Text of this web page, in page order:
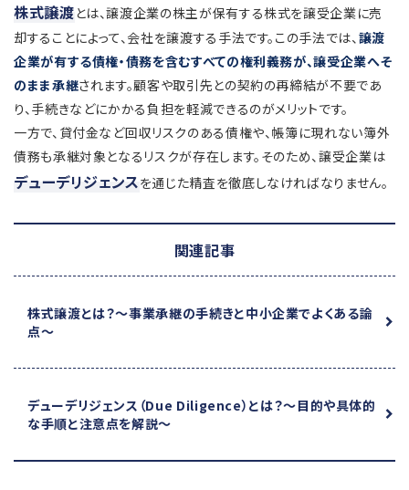
株式譲渡とは、譲渡企業の株主が保有する株式を譲受企業に売
却することによって、会社を譲渡する手法です。この手法では、譲渡
企業が有する債権・債務を含むすべての権利義務が、譲受企業へそ
のまま承継されます。顧客や取引先との契約の再締結が不要であ
り、手続きなどにかかる負担を軽減できるのがメリットです。
一方で、貸付金など回収リスクのある債権や、帳簿に現れない簿外
債務も承継対象となるリスクが存在します。そのため、譲受企業は
デューデリジェンスを通じた精査を徹底しなければなりません。
関連記事
株式譲渡とは？～事業承継の手続きと中小企業でよくある論
点～
デューデリジェンス（Due Diligence）とは？～目的や具体的
な手順と注意点を解説～